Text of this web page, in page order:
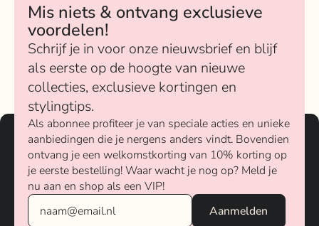
Mis niets & ontvang exclusieve
voordelen!
Schrijf je in voor onze nieuwsbrief en blijf
als eerste op de hoogte van nieuwe
collecties, exclusieve kortingen en
stylingtips.
Als abonnee profiteer je van speciale acties en unieke
aanbiedingen die je nergens anders vindt. Bovendien
ontvang je een welkomstkorting van 10% korting op
je eerste bestelling! Waar wacht je nog op? Meld je
nu aan en shop als een VIP!